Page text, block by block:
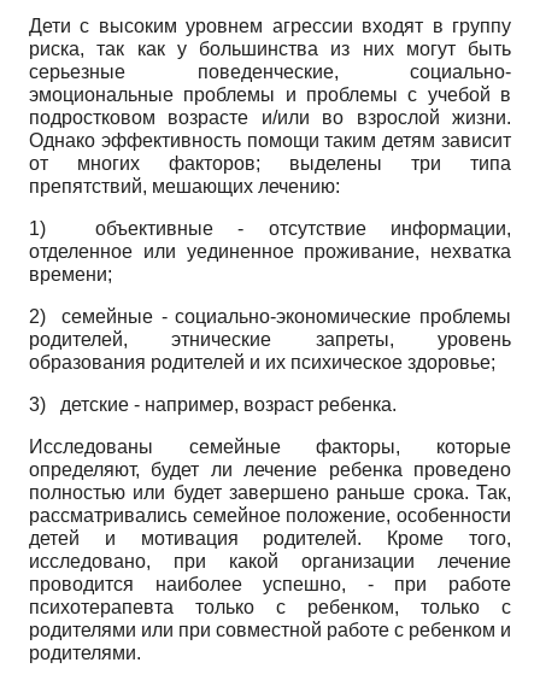
Дети с высоким уровнем агрессии входят в группу
риска, так как у большинства из них могут быть
серьезные поведенческие, социально-
эмоциональные проблемы и проблемы с учебой в
подростковом возрасте и/или во взрослой жизни.
Однако эффективность помощи таким детям зависит
от многих факторов; выделены три типа
препятствий, мешающих лечению:
1) объективные - отсутствие информации,
отделенное или уединенное проживание, нехватка
времени;
2)семейные - социально-экономические проблемы
родителей, этнические запреты, уровень
образования родителей и их психическое здоровье;
3) детские - например, возраст ребенка.
Исследованы семейные факторы, которые
определяют, будет ли лечение ребенка проведено
полностью или будет завершено раньше срока. Так,
рассматривались семейное положение, особенности
детей и мотивация родителей. Кроме того,
исследовано, при какой организации лечение
проводится наиболее успешно, - при работе
психотерапевта только с ребенком, только с
родителями или при совместной работе с ребенком и
родителями.